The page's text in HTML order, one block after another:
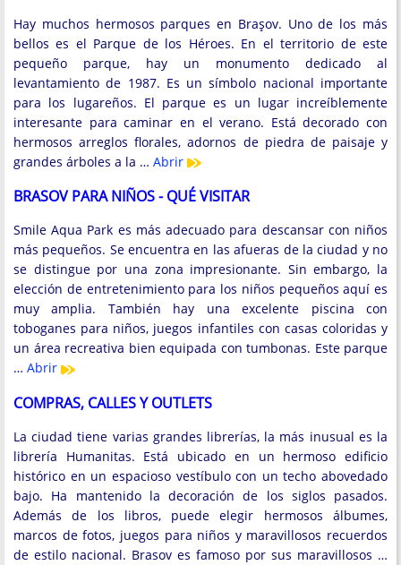
Hay muchos hermosos parques en Braşov. Uno de los más
bellos es el Parque de los Héroes. En el territorio de este
pequeño parque, hay un monumento dedicado al
levantamiento de 1987. Es un símbolo nacional importante
para los lugareños. El parque es un lugar increíblemente
interesante para caminar en el verano. Está decorado con
hermosos arreglos florales, adornos de piedra de paisaje y
grandes árboles a la … Abrir
BRASOV PARA NIÑOS - QUÉ VISITAR
Smile Aqua Park es más adecuado para descansar con niños
más pequeños. Se encuentra en las afueras de la ciudad y no
se distingue por una zona impresionante. Sin embargo, la
elección de entretenimiento para los niños pequeños aquí es
muy amplia. También hay una excelente piscina con
toboganes para niños, juegos infantiles con casas coloridas y
un área recreativa bien equipada con tumbonas. Este parque
… Abrir
COMPRAS, CALLES Y OUTLETS
La ciudad tiene varias grandes librerías, la más inusual es la
librería Humanitas. Está ubicado en un hermoso edificio
histórico en un espacioso vestíbulo con un techo abovedado
bajo. Ha mantenido la decoración de los siglos pasados.
Además de los libros, puede elegir hermosos álbumes,
marcos de fotos, juegos para niños y maravillosos recuerdos
de estilo nacional. Brasov es famoso por sus maravillosos …